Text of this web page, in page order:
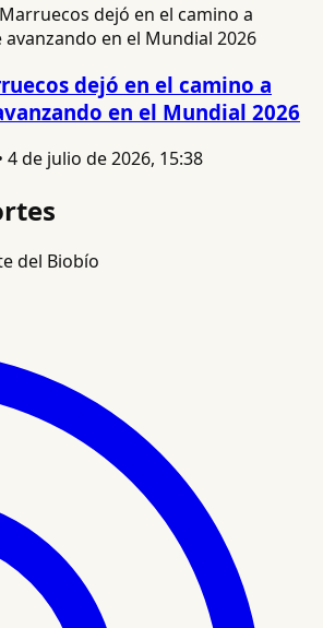
dejó en el camino a
en el Mundial 2026
4 de julio de 2026, 15:38
del Biobío